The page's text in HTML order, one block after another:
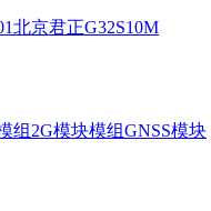
北京君正G32S10M
组 2G模块模组GNSS模块